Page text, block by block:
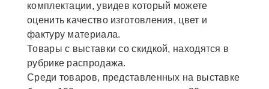
комплектации, увидев который можете
оценить качество изготовления, цвет и
фактуру материала.
Товары с выставки со скидкой, находятся в
рубрике распродажа.
Среди товаров, представленных на выставке